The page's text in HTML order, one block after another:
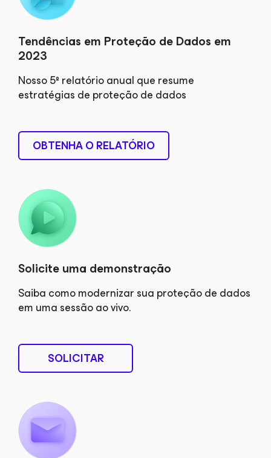
Tendências em Proteção de Dados em
2023
Nosso 5º relatório anual que resume
estratégias de proteção de dados
OBTENHA O RELATÓRIO
Solicite uma demonstração
Saiba como modernizar sua proteção de dados
em uma sessão ao vivo.
SOLICITAR